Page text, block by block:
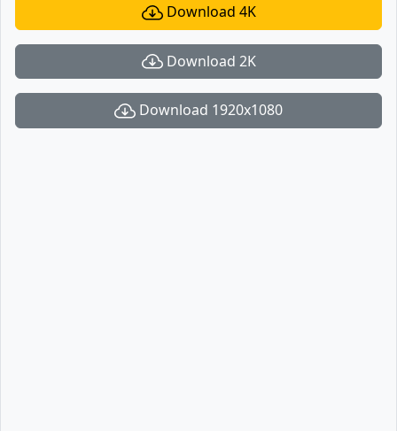
Download 4K
Download 2K
Download 1920x1080